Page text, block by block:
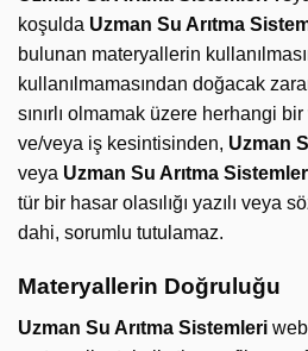
koşulda Uzman Su Arıtma
bulunan materyallerin
kullanılmamasından doğacak
sınırlı olmamak üzere herhangi
ve/veya iş kesintisinden, Uzman
veya Uzman Su Arıtma
tür bir hasar olasılığı yazılı veya
dahi, sorumlu tutulamaz.
Materyallerin Doğruluğu
Uzman Su Arıtma Sistemleri